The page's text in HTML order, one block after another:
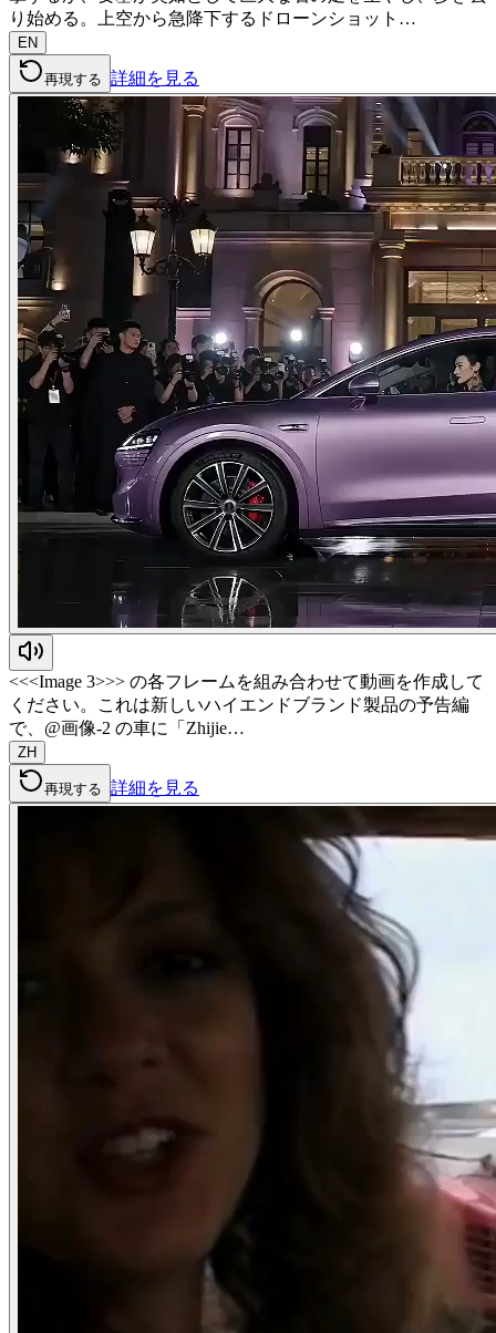
り始める。上空から急降下するドローンショット…
EN
再現する 詳細を見る
<<<Image 3>>> の各フレームを組み合わせて動画を作成して
ください。これは新しいハイエンドブランド製品の予告編
で、@画像-2 の車に「Zhijie…
ZH
再現する 詳細を見る